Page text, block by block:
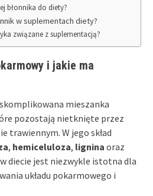
błonnika do diety?
w suplementach diety?
związane z suplementacją?
i jakie ma
mieszanka
pozostają nietknięte przez
trawiennym. W jego skład
, hemiceluloza, lignina oraz
diecie jest niezwykle istotna dla
układu pokarmowego i